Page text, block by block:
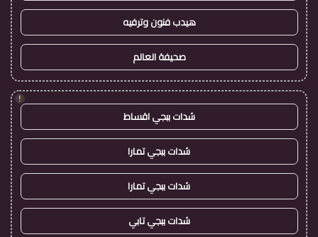
هيدب فنون وترفيه
صحيفة العالم
!
شدات ببجي اقساط
شدات ببجي تمارا
شدات ببجي تمارا
شدات ببجي تابي